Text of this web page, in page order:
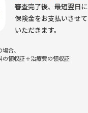
審査完了後、最短翌日に
保険金をお支払いさせて
いただきます。
合、
の領収証＋治療費の領収証